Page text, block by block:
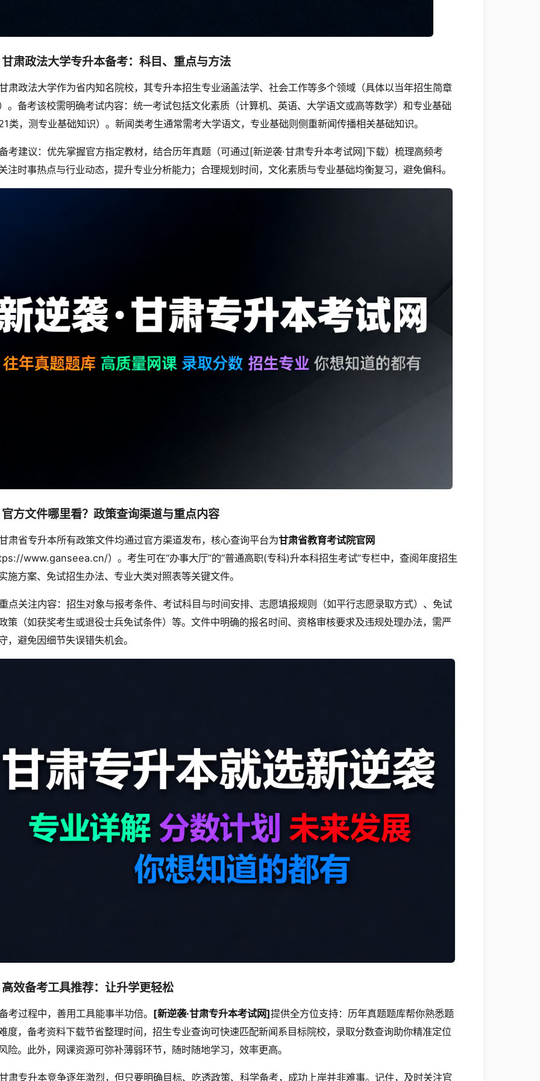
肃政法大学专升本备考：科目、重点与方法
肃政法大学作为省内知名院校，其专升本招生专业涵盖法学、社会工作等多个领域（具体以当年招生简章
。备考该校需明确考试内容：统一考试包括文化素质（计算机、英语、大学语文或高等数学）和专业基础
类，测专业基础知识）。新闻类考生通常需考大学语文，专业基础则侧重新闻传播相关基础知识。
考建议：优先掌握官方指定教材，结合历年真题（可通过[新逆袭·甘肃专升本考试网]下载）梳理高频考
注时事热点与行业动态，提升专业分析能力；合理规划时间，文化素质与专业基础均衡复习，避免偏科。
方文件哪里看？政策查询渠道与重点内容
肃省专升本所有政策文件均通过官方渠道发布，核心查询平台为甘肃省教育考试院官网
www.ganseea.cn/）。考生可在“办事大厅”的“普通高职(专科)升本科招生考试”专栏中，查阅年度招生
施方案、免试招生办法、专业大类对照表等关键文件。
点关注内容：招生对象与报考条件、考试科目与时间安排、志愿填报规则（如平行志愿录取方式）、免试
策（如获奖考生或退役士兵免试条件）等。文件中明确的报名时间、资格审核要求及违规处理办法，需严
，避免因细节失误错失机会。
效备考工具推荐：让升学更轻松
考过程中，善用工具能事半功倍。 [新逆袭·甘肃专升本考试网]提供全方位支持：历年真题题库帮你熟悉题
度，备考资料下载节省整理时间，招生专业查询可快速匹配新闻系目标院校，录取分数查询助你精准定位
险。此外，网课资源可弥补薄弱环节，随时随地学习，效率更高。
肃专升本竞争逐年激烈，但只要明确目标、吃透政策、科学备考，成功上岸并非难事。记住，及时关注官